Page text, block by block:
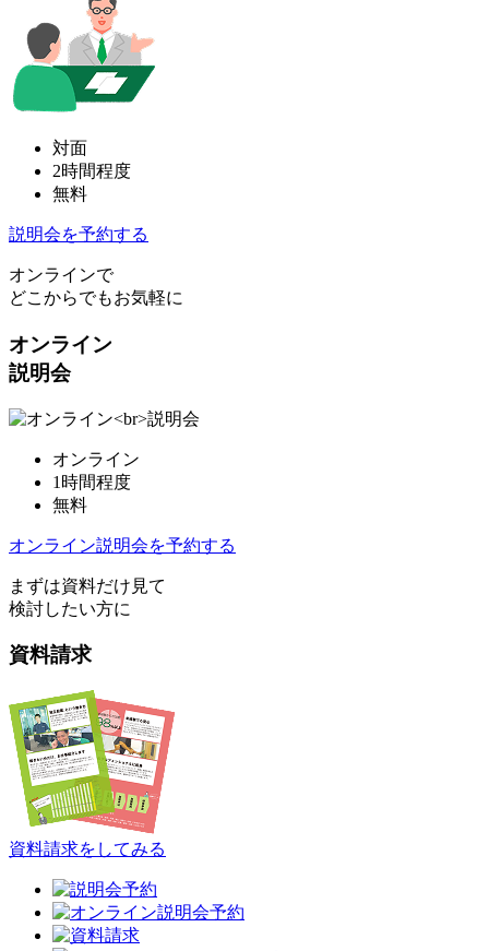
対面
2時間程度
無料
説明会を予約する
オンラインで
どこからでもお気軽に
オンライン
説明会
オンライン
1時間程度
無料
オンライン説明会を予約する
まずは資料だけ見て
検討したい方に
資料請求
資料請求をしてみる